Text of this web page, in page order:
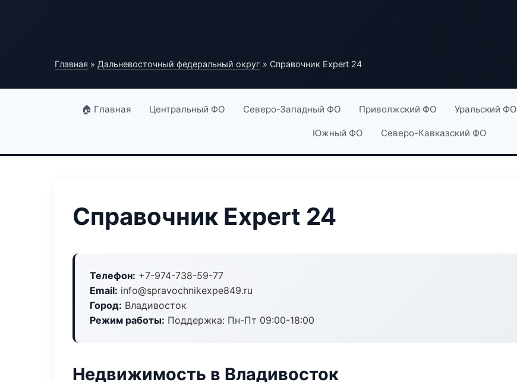
Главная » Дальневосточный федеральный округ » Справочник Expert 24
🏠 Главная Центральный ФО Северо-Западный ФО Приволжский ФО Уральский ФО
Южный ФО Северо-Кавказский ФО
Справочник Expert 24
Телефон: +7-974-738-59-77
Email: info@spravochnikexpe849.ru
Город: Владивосток
Режим работы: Поддержка: Пн-Пт 09:00-18:00
Недвижимость в Владивосток